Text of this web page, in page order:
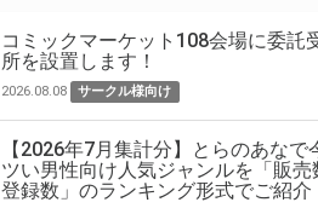
コミックマーケット108会場に委託
所を設置します！
2026.08.08 サークル様向け
【2026年7月集計分】とらのあなで
ツい男性向け人気ジャンルを「販売
登録数」のランキング形式でご紹介